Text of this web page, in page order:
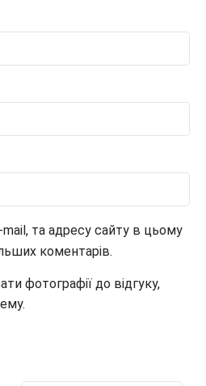
та адресу сайту в цьому
коментарів.
фотографії до відгуку,